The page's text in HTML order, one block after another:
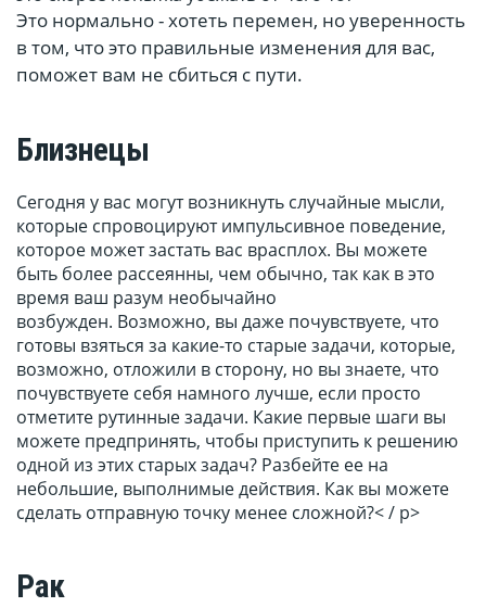
Это нормально - хотеть перемен, но уверенность
в том, что это правильные изменения для вас,
поможет вам не сбиться с пути.
Близнецы
Сегодня у вас могут возникнуть случайные мысли,
которые спровоцируют импульсивное поведение,
которое может застать вас врасплох. Вы можете
быть более рассеянны, чем обычно, так как в это
время ваш разум необычайно
возбужден. Возможно, вы даже почувствуете, что
готовы взяться за какие-то старые задачи, которые,
возможно, отложили в сторону, но вы знаете, что
почувствуете себя намного лучше, если просто
отметите рутинные задачи. Какие первые шаги вы
можете предпринять, чтобы приступить к решению
одной из этих старых задач? Разбейте ее на
небольшие, выполнимые действия. Как вы можете
сделать отправную точку менее сложной?< / p>
Рак